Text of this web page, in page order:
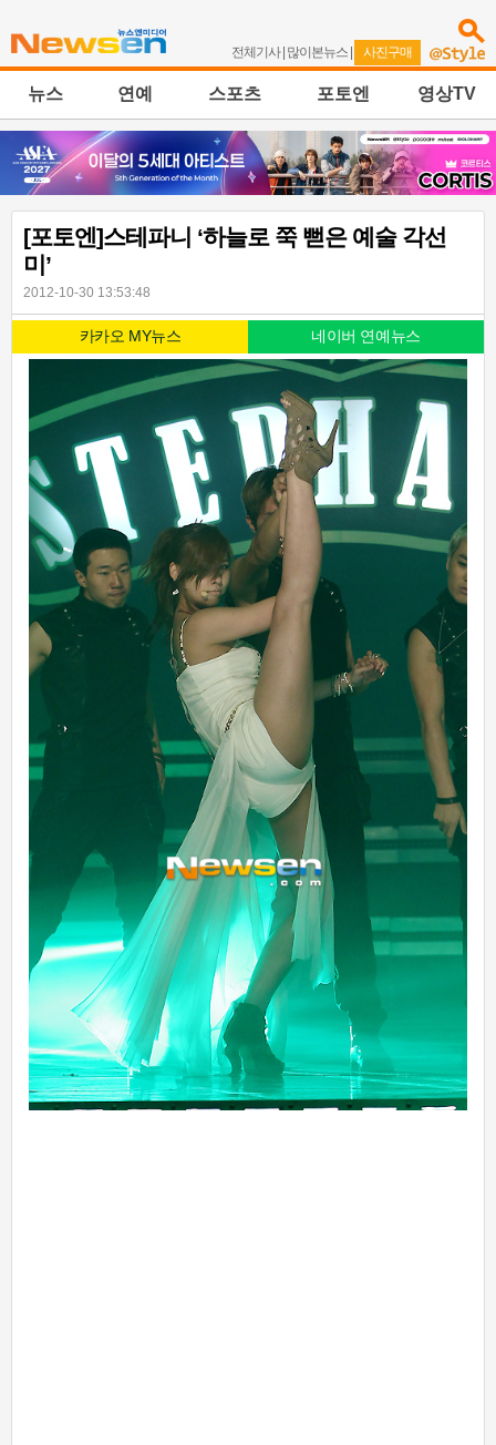
전체기사| 많이본뉴스 | 사진구매
뉴스 연예 스포츠 포토엔 영상TV
[포토엔]스테파니 ‘하늘로 쭉 뻗은 예술 각선
미’
2012-10-30 13:53:48
카카오 MY뉴스 네이버 연예뉴스